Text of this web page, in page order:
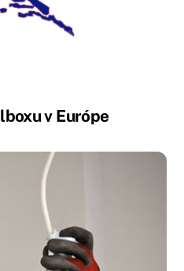
v Európe